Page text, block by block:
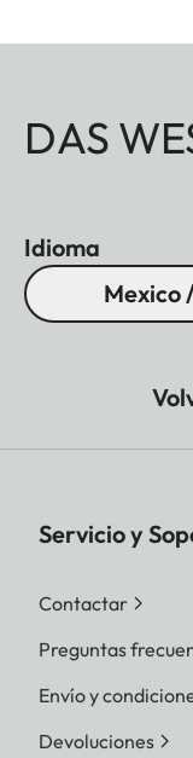
DAS
Idioma
Mexico
Servicio y
Contactar
Preguntas
Envío y
Devoluciones